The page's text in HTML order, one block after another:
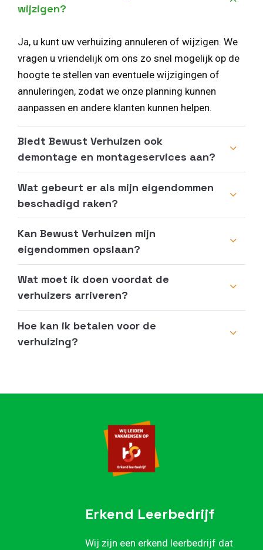
wijzigen?
Ja, u kunt uw verhuizing annuleren of wijzigen. We
vragen u vriendelijk om ons zo snel mogelijk op de
hoogte te stellen van eventuele wijzigingen of
annuleringen, zodat we onze planning kunnen
aanpassen en andere klanten kunnen helpen.
Biedt Bewust Verhuizen ook
demontage en montageservices aan?
Wat gebeurt er als mijn eigendommen
beschadigd raken?
Kan Bewust Verhuizen mijn
eigendommen opslaan?
Wat moet ik doen voordat de
verhuizers arriveren?
Hoe kan ik betalen voor de
verhuizing?
Erkend Leerbedrijf
Wij zijn een erkend leerbedrijf dat